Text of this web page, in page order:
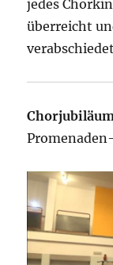
jedes
überreicht
Chorjubiläum